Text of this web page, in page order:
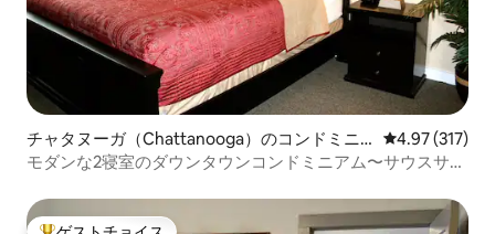
チャタヌーガ（Chattanooga）のコンドミニ
アム
レビュー317
4.97 (317)
モダンな2寝室のダウンタウンコンドミニアム〜サウスサイ